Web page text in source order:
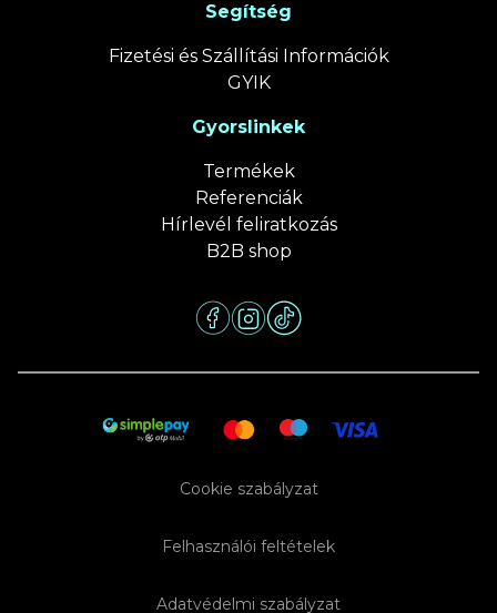
Segítség
Fizetési és Szállítási Információk
GYIK
Gyorslinkek
Termékek
Referenciák
Hírlevél feliratkozás
B2B shop
Adatvédelmi szabályzat
Felhasználói feltételek
Cookie szabályzat